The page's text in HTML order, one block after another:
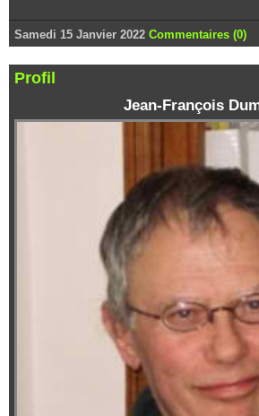
Samedi 15 Janvier 2022 Commentaires (0)
Profil
Jean-François